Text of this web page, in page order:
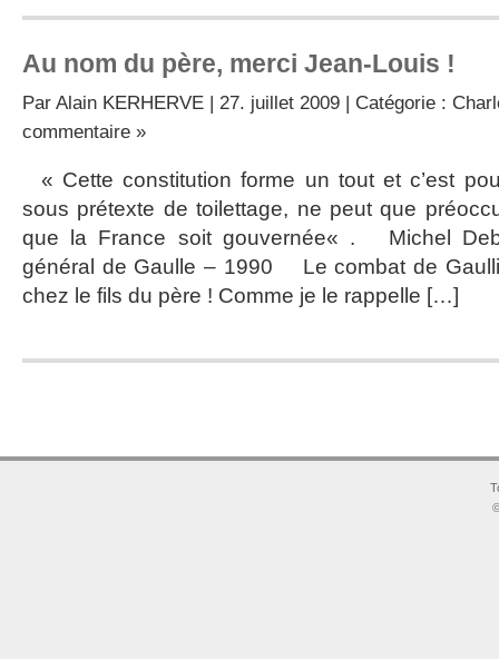
Au nom du père, merci Jean-Louis !
Par Alain KERHERVE | 27. juillet 2009 | Catégorie :
commentaire »
« Cette constitution forme un tout et c’est
sous prétexte de toilettage, ne peut que
que la France soit gouvernée« . Michel
général de Gaulle – 1990 Le combat de
chez le fils du père ! Comme je le rappelle […]